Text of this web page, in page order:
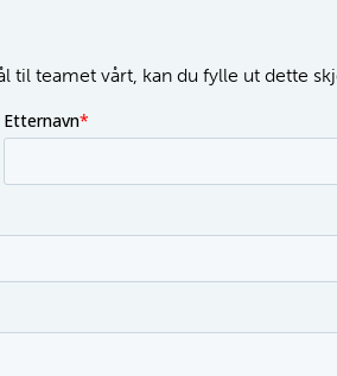
teamet vårt, kan du fylle ut dette